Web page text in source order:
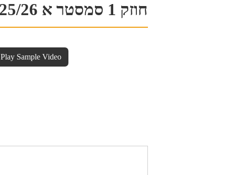
חוזק 1 סמסטר א 25/26
Play Sample Video